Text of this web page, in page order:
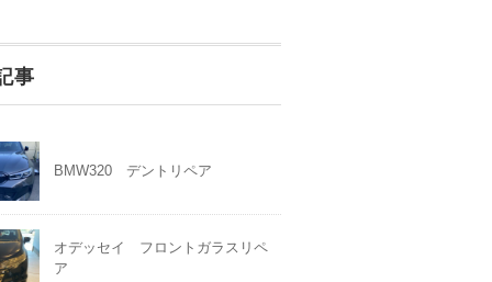
事
BMW320 デントリペア
オデッセイ フロントガラスリペ
ア